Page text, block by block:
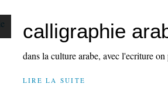
calligraphie
dans la culture arabe, avec l'ecriture
LIRE LA SUITE